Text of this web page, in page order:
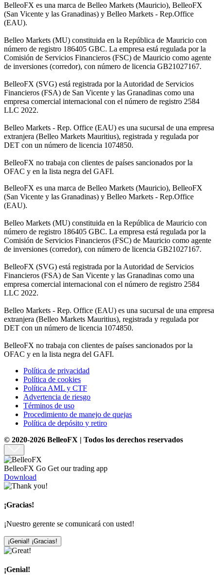
BelleoFX es una marca de Belleo Markets (Mauricio), BelleoFX
(San Vicente y las Granadinas) y Belleo Markets - Rep.Office
(EAU).
Belleo Markets (MU) constituida en la República de Mauricio con
número de registro 186405 GBC. La empresa está regulada por la
Comisión de Servicios Financieros (FSC) de Mauricio como agente
de inversiones (corredor), con número de licencia GB21027167.
BelleoFX (SVG) está registrada por la Autoridad de Servicios
Financieros (FSA) de San Vicente y las Granadinas como una
empresa comercial internacional con el número de registro 2584
LLC 2022.
Belleo Markets - Rep. Office (EAU) es una sucursal de una empresa
extranjera (Belleo Markets Mauritius), registrada y regulada por
DET con un número de licencia 1074850.
BelleoFX no trabaja con clientes de países sancionados por la
OFAC y en la lista negra del GAFI.
BelleoFX es una marca de Belleo Markets (Mauricio), BelleoFX
(San Vicente y las Granadinas) y Belleo Markets - Rep.Office
(EAU).
Belleo Markets (MU) constituida en la República de Mauricio con
número de registro 186405 GBC. La empresa está regulada por la
Comisión de Servicios Financieros (FSC) de Mauricio como agente
de inversiones (corredor), con número de licencia GB21027167.
BelleoFX (SVG) está registrada por la Autoridad de Servicios
Financieros (FSA) de San Vicente y las Granadinas como una
empresa comercial internacional con el número de registro 2584
LLC 2022.
Belleo Markets - Rep. Office (EAU) es una sucursal de una empresa
extranjera (Belleo Markets Mauritius), registrada y regulada por
DET con un número de licencia 1074850.
BelleoFX no trabaja con clientes de países sancionados por la
OFAC y en la lista negra del GAFI.
Política de privacidad
Política de cookies
Política AML y CTF
Advertencia de riesgo
Términos de uso
Procedimiento de manejo de quejas
Política de depósito y retiro
© 2020-2026 BelleoFX | Todos los derechos reservados
BelleoFX Go Get our trading app
Download
¡Gracias!
¡Nuestro gerente se comunicará con usted!
¡Genial! ¡Gracias!
¡Genial!